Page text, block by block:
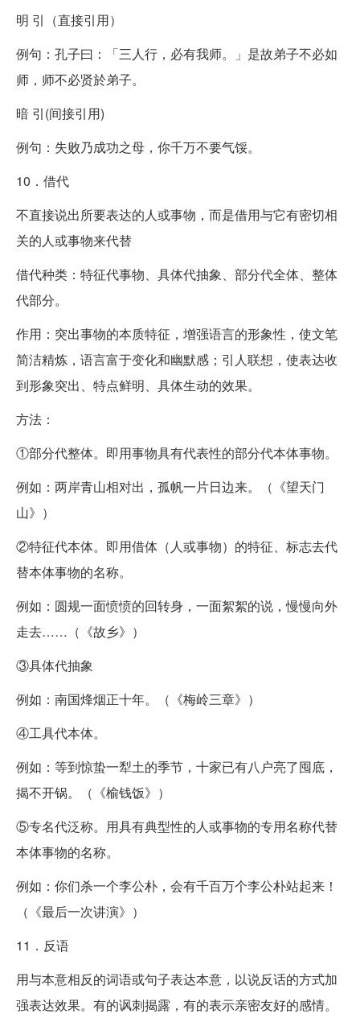
明 引（直接引用）
例句：孔子曰：「三人行，必有我师。」是故弟子不必如
师，师不必贤於弟子。
暗 引(间接引用)
例句：失败乃成功之母，你千万不要气馁。
10．借代
不直接说出所要表达的人或事物，而是借用与它有密切相
关的人或事物来代替
借代种类：特征代事物、具体代抽象、部分代全体、整体
代部分。
作用：突出事物的本质特征，增强语言的形象性，使文笔
简洁精炼，语言富于变化和幽默感；引人联想，使表达收
到形象突出、特点鲜明、具体生动的效果。
方法：
①部分代整体。即用事物具有代表性的部分代本体事物。
例如：两岸青山相对出，孤帆一片日边来。（《望天门
山》）
②特征代本体。即用借体（人或事物）的特征、标志去代
替本体事物的名称。
例如：圆规一面愤愤的回转身，一面絮絮的说，慢慢向外
走去……（《故乡》）
③具体代抽象
例如：南国烽烟正十年。（《梅岭三章》）
④工具代本体。
例如：等到惊蛰一犁土的季节，十家已有八户亮了囤底，
揭不开锅。（《榆钱饭》）
⑤专名代泛称。用具有典型性的人或事物的专用名称代替
本体事物的名称。
例如：你们杀一个李公朴，会有千百万个李公朴站起来！
（《最后一次讲演》）
11．反语
用与本意相反的词语或句子表达本意，以说反话的方式加
强表达效果。有的讽刺揭露，有的表示亲密友好的感情。